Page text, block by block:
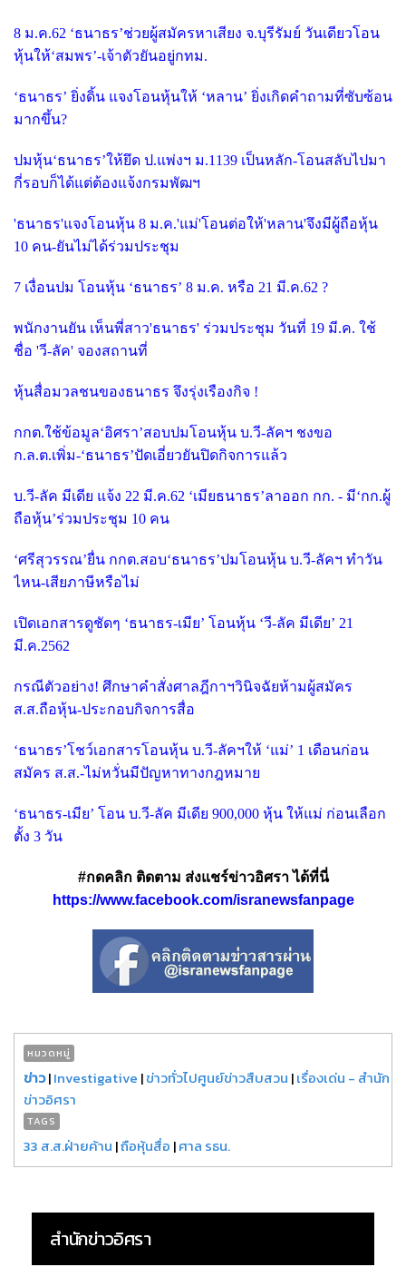
8 ม.ค.62 ‘ธนาธร’ช่วยผู้สมัครหาเสียง จ.บุรีรัมย์ วันเดียวโอน
หุ้นให้‘สมพร’-เจ้าตัวยันอยู่กทม.
‘ธนาธร’ ยิ่งดิ้น แจงโอนหุ้นให้ ‘หลาน’ ยิ่งเกิดคำถามที่ซับซ้อน
มากขึ้น?
ปมหุ้น‘ธนาธร’ให้ยึด ป.แพ่งฯ ม.1139 เป็นหลัก-โอนสลับไปมา
กี่รอบก็ได้แต่ต้องแจ้งกรมพัฒฯ
'ธนาธร'แจงโอนหุ้น 8 ม.ค.'แม่'โอนต่อให้'หลาน'จึงมีผู้ถือหุ้น
10 คน-ยันไม่ได้ร่วมประชุม
7 เงื่อนปม โอนหุ้น ‘ธนาธร’ 8 ม.ค. หรือ 21 มี.ค.62 ?
พนักงานยัน เห็นพี่สาว'ธนาธร' ร่วมประชุม วันที่ 19 มี.ค. ใช้
ชื่อ 'วี-ลัค' จองสถานที่
หุ้นสื่อมวลชนของธนาธร จึงรุ่งเรืองกิจ !
กกต.ใช้ข้อมูล‘อิศรา’สอบปมโอนหุ้น บ.วี-ลัคฯ ชงขอ
ก.ล.ต.เพิ่ม-‘ธนาธร’ปัดเอี่ยวยันปิดกิจการแล้ว
บ.วี-ลัค มีเดีย แจ้ง 22 มี.ค.62 ‘เมียธนาธร’ลาออก กก. - มี‘กก.ผู้
ถือหุ้น’ร่วมประชุม 10 คน
‘ศรีสุวรรณ’ยื่น กกต.สอบ‘ธนาธร’ปมโอนหุ้น บ.วี-ลัคฯ ทำวัน
ไหน-เสียภาษีหรือไม่
เปิดเอกสารดูชัดๆ ‘ธนาธร-เมีย’ โอนหุ้น ‘วี-ลัค มีเดีย’ 21
มี.ค.2562
กรณีตัวอย่าง! ศึกษาคำสั่งศาลฎีกาฯวินิจฉัยห้ามผู้สมัคร
ส.ส.ถือหุ้น-ประกอบกิจการสื่อ
‘ธนาธร’โชว์เอกสารโอนหุ้น บ.วี-ลัคฯให้ ‘แม่’ 1 เดือนก่อน
สมัคร ส.ส.-ไม่หวั่นมีปัญหาทางกฎหมาย
‘ธนาธร-เมีย’ โอน บ.วี-ลัค มีเดีย 900,000 หุ้น ให้แม่ ก่อนเลือก
ตั้ง 3 วัน
#กดคลิก ติดตาม ส่งแชร์ข่าวอิศรา ได้ที่นี่
https://www.facebook.com/isranewsfanpage
หมวดหมู่
ข่าว|Investigative |ข่าวทั่วไปศูนย์ข่าวสืบสวน |เรื่องเด่น - สำนัก
ข่าวอิศรา
TAGS
33 ส.ส.ฝ่ายค้าน |ถือหุ้นสื่อ |ศาล รธน.
สำนักข่าวอิศรา